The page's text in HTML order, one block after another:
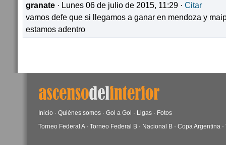
granate · Lunes 06 de julio de 2015, 11:29 · Citar
vamos defe que si llegamos a ganar en mendoza y
estamos adentro
Inicio · Quiénes somos · Gol a Gol · Ligas · Fotos
Torneo Federal A· Torneo Federal B · Nacional B · Copa Argentina ·